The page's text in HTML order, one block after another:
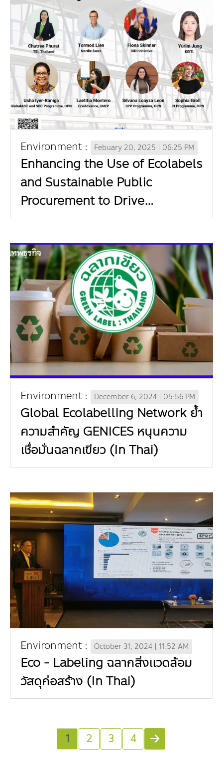
สถาน (In Thai)
Environment : Febuary 20, 2025 | 06:25 PM
Enhancing the Use of Ecolabels
and Sustainable Public
Procurement to Drive
Sustainability in the Building
through the EcoAdvance
project (In Thai)
Environment : December 6, 2024 | 05:56 PM
Global Ecolabelling Network ย้ำ
ความสำคัญ GENICES หนุนความ
เชื่อมั่นฉลากเขียว (In Thai)
Environment : October 31, 2024 | 11:52 AM
Eco - Labeling ฉลากสิ่งแวดล้อม
วัสดุก่อสร้าง (In Thai)
1 2 3 4